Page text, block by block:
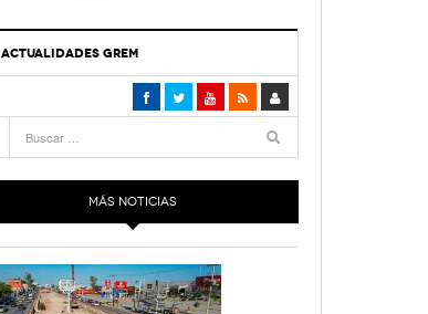
‘Se Vale Soñar Con Una Contraloría Ciudadana’
Financiamiento’ Por PC29
‘La Laguna: Bomba De Tiempo Por Falta De
ACTUALIDADES GREM
MÁS NOTICIAS